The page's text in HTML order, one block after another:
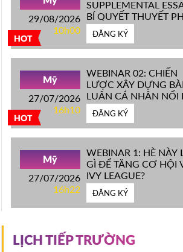
HOT
29/08/2026
10h00
SUPPLEMENTAL
BÍ QUYẾT THUYẾT
HỘI ĐỒNG TUYỂN
ĐH TOP ĐẦU MỸ
ĐĂNG KÝ
HOT
Mỹ
27/07/2026
16h10
WEBINAR 02: CHIẾN
LƯỢC XÂY DỰNG BÀI
LUẬN CÁ NHÂN NỔI
CHINH PHỤC ĐH TOP
ĐẦU MỸ
ĐĂNG KÝ
Mỹ
27/07/2026
16h22
WEBINAR 1: HÈ NÀY
GÌ ĐỂ TĂNG CƠ HỘI
IVY LEAGUE?
ĐĂNG KÝ
LỊCH TIẾP TRƯỜNG